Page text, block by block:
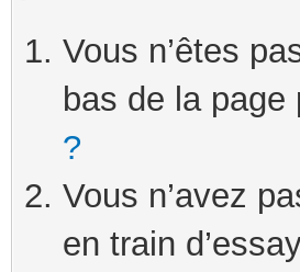
Vous n’êtes
bas de la
?
Vous n’avez
en train